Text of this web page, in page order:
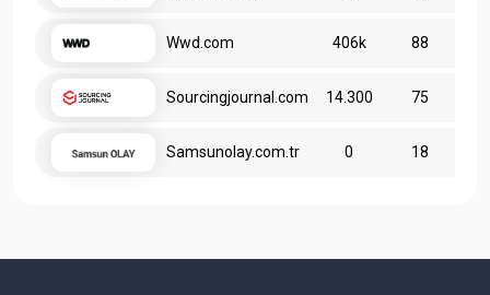
Wwd.com 406k 88
Sourcingjournal.com 14.300 75
Samsunolay.com.tr 0 18